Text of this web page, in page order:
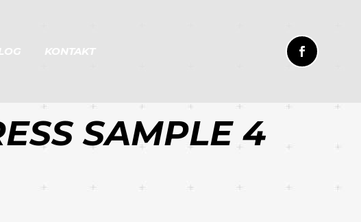
KONTAKT
SAMPLE 4